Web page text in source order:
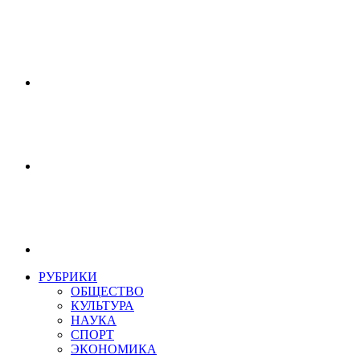
РУБРИКИ
ОБЩЕСТВО
КУЛЬТУРА
НАУКА
СПОРТ
ЭКОНОМИКА